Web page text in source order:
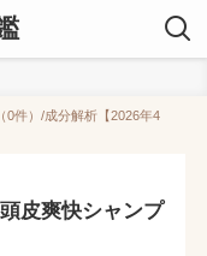
0件）/成分解析【2026年4
皮爽快シャンプ